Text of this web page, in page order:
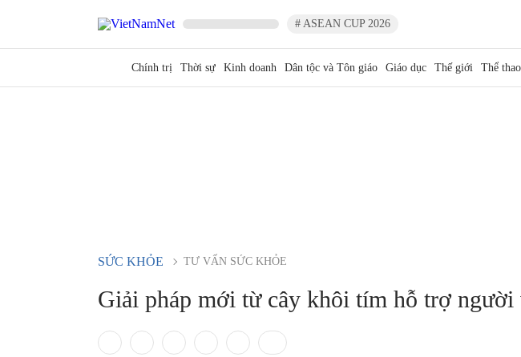
# ASEAN CUP 2026
Chính trị Thời sự Kinh doanh Dân tộc và Tôn giáo Giáo dục Thế giới Thể thao
SỨC KHỎE TƯ VẤN SỨC KHỎE
Giải pháp mới từ cây khôi tím hỗ trợ người